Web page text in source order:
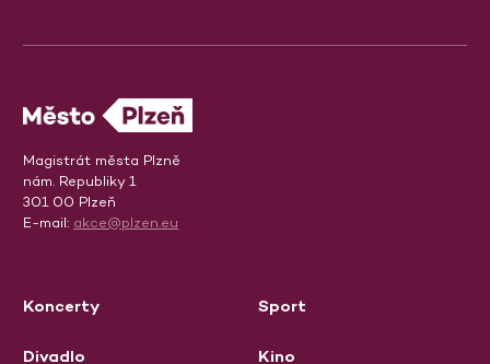
Magistrát města Plzně
nám. Republiky 1
301 00 Plzeň
E-mail: akce@plzen.eu
Koncerty
Divadlo
Sport
Kino